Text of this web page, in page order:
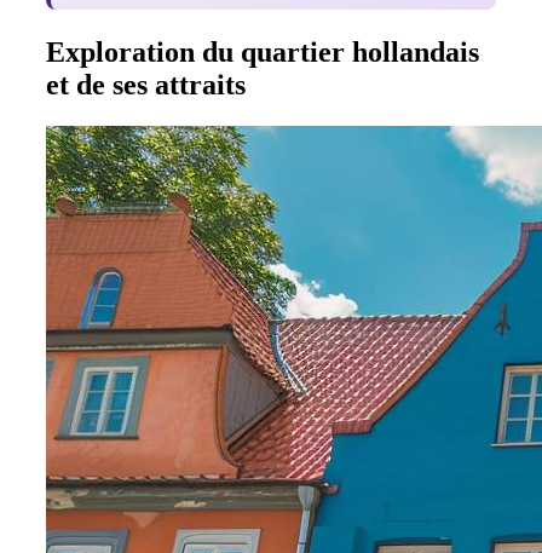
Exploration du quartier hollandais
et de ses attraits